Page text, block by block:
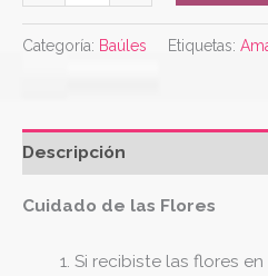
Categoría: Baúles Etiquetas:
Descripción
Cuidado de las Flores
Si recibiste las flores en